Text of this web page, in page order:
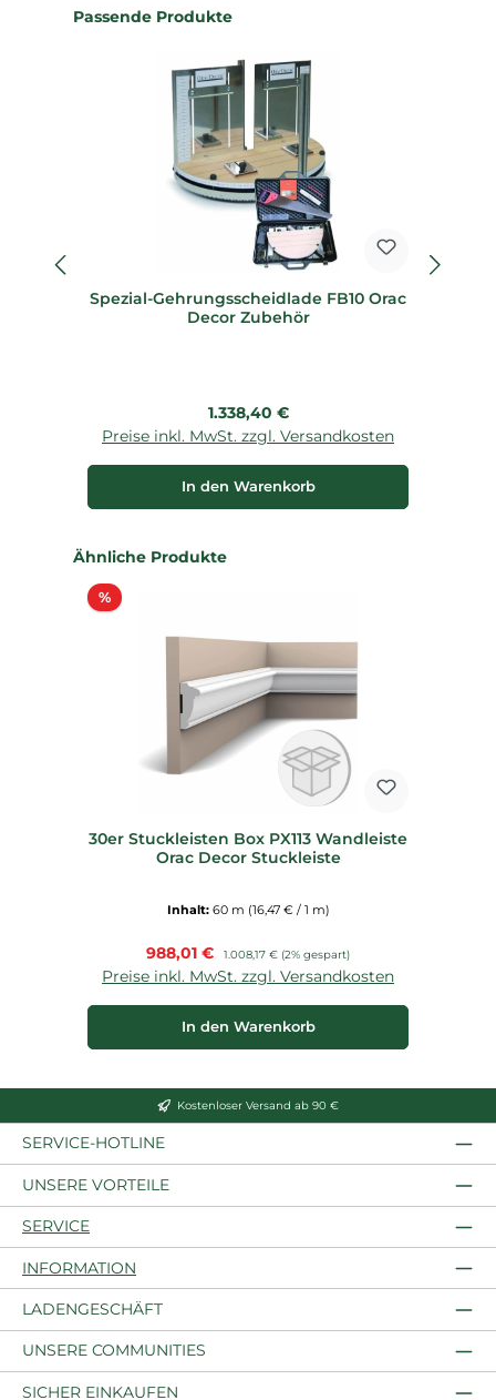
Produktgalerie überspringen
Passende Produkte
Spezial-Gehrungsscheidlade FB10 Orac
Decor Zubehör
Regulärer Preis:
1.338,40 €
Preise inkl. MwSt. zzgl. Versandkosten
In den Warenkorb
Produktgalerie überspringen
Ähnliche Produkte
%Rabatt
30er Stuckleisten Box PX113 Wandleiste
Orac Decor Stuckleiste
Inhalt: 60 m (16,47 € / 1 m)
Verkaufspreis:
988,01 € Regulärer Preis:
1.008,17 € (2% gespart)
Preise inkl. MwSt. zzgl. Versandkosten
In den Warenkorb
Kostenloser Versand ab 90 €
SERVICE-HOTLINE
UNSERE VORTEILE
SERVICE
INFORMATION
LADENGESCHÄFT
UNSERE COMMUNITIES
SICHER EINKAUFEN